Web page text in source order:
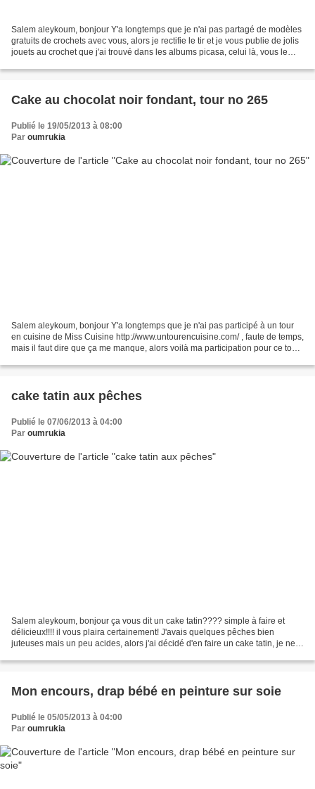
Salem aleykoum, bonjour Y'a longtemps que je n'ai pas partagé de modèles
gratuits de crochets avec vous, alors je rectifie le tir et je vous publie de jolis
jouets au crochet que j'ai trouvé dans les albums picasa, celui là, vous le
Cake au chocolat noir fondant, tour no 265
Publié le 19/05/2013 à 08:00
Par oumrukia
Salem aleykoum, bonjour Y'a longtemps que je n'ai pas participé à un tour
en cuisine de Miss Cuisine http://www.untourencuisine.com/ , faute de temps,
mais il faut dire que ça me manque, alors voilà ma participation pour ce tour!
cake tatin aux pêches
Publié le 07/06/2013 à 04:00
Par oumrukia
Salem aleykoum, bonjour ça vous dit un cake tatin???? simple à faire et
délicieux!!!! il vous plaira certainement! J'avais quelques pêches bien
juteuses mais un peu acides, alors j'ai décidé d'en faire un cake tatin, je ne
Mon encours, drap bébé en peinture sur soie
Publié le 05/05/2013 à 04:00
Par oumrukia